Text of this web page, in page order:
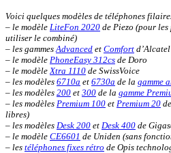
Voici quelques modèles de téléphones
– le modèle LiteFon 2020 de Piezo (pour
utiliser le combiné)
– les gammes Advanced et Comfort d’Alcatel
– le modèle PhoneEasy 312cs de Doro
– le modèle Xtra 1110 de SwissVoice
– les modèles 6710a et 6730a de la gamme
– les modèles 200 et 300 de la gamme
– les modèles Premium 100 et Premium 20
libres)
– les modèles Desk 200 et Desk 400 de
– le modèle CE6601 de Uniden (sans
– les téléphones fixes rétro de Opis